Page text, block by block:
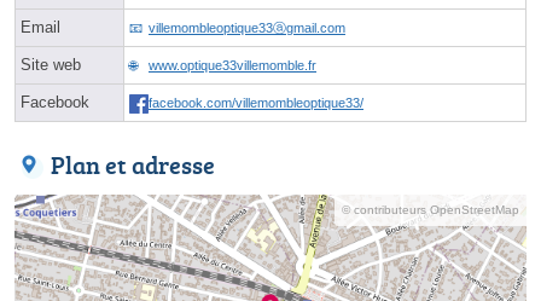
Email villemombleoptique33ⓐgmail.com
Site web www.optique33villemomble.fr
Facebook facebook.com/villemombleoptique33/
Plan et adresse
© contributeurs OpenStreetMap